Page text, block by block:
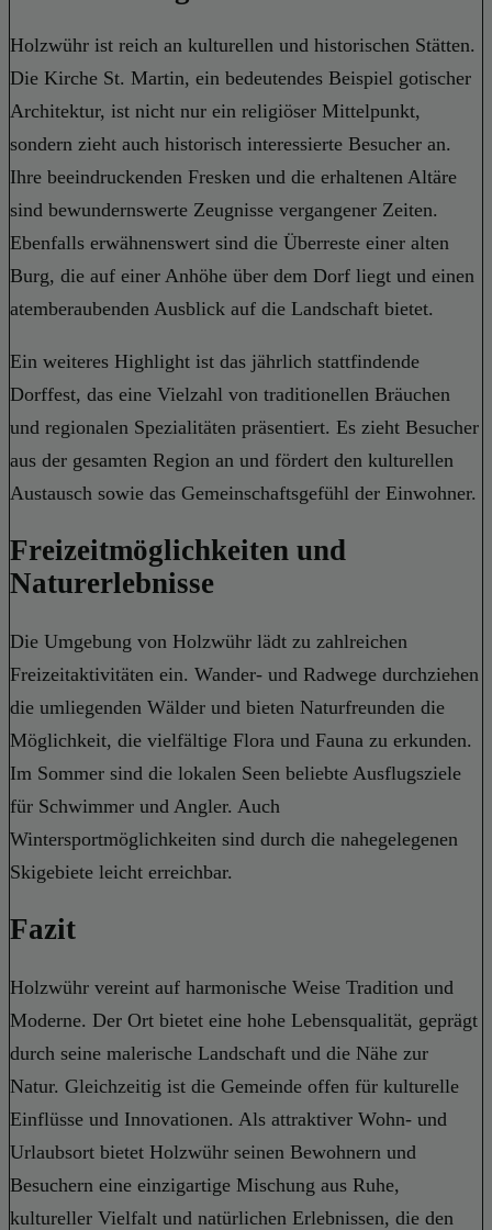
Holzwühr ist reich an kulturellen und historischen Stätten.
Die Kirche St. Martin, ein bedeutendes Beispiel gotischer
Architektur, ist nicht nur ein religiöser Mittelpunkt,
sondern zieht auch historisch interessierte Besucher an.
Ihre beeindruckenden Fresken und die erhaltenen Altäre
sind bewundernswerte Zeugnisse vergangener Zeiten.
Ebenfalls erwähnenswert sind die Überreste einer alten
Burg, die auf einer Anhöhe über dem Dorf liegt und einen
atemberaubenden Ausblick auf die Landschaft bietet.
Ein weiteres Highlight ist das jährlich stattfindende
Dorffest, das eine Vielzahl von traditionellen Bräuchen
und regionalen Spezialitäten präsentiert. Es zieht Besucher
aus der gesamten Region an und fördert den kulturellen
Austausch sowie das Gemeinschaftsgefühl der Einwohner.
Freizeitmöglichkeiten und
Naturerlebnisse
Die Umgebung von Holzwühr lädt zu zahlreichen
Freizeitaktivitäten ein. Wander- und Radwege durchziehen
die umliegenden Wälder und bieten Naturfreunden die
Möglichkeit, die vielfältige Flora und Fauna zu erkunden.
Im Sommer sind die lokalen Seen beliebte Ausflugsziele
für Schwimmer und Angler. Auch
Wintersportmöglichkeiten sind durch die nahegelegenen
Skigebiete leicht erreichbar.
Fazit
Holzwühr vereint auf harmonische Weise Tradition und
Moderne. Der Ort bietet eine hohe Lebensqualität, geprägt
durch seine malerische Landschaft und die Nähe zur
Natur. Gleichzeitig ist die Gemeinde offen für kulturelle
Einflüsse und Innovationen. Als attraktiver Wohn- und
Urlaubsort bietet Holzwühr seinen Bewohnern und
Besuchern eine einzigartige Mischung aus Ruhe,
kultureller Vielfalt und natürlichen Erlebnissen, die den